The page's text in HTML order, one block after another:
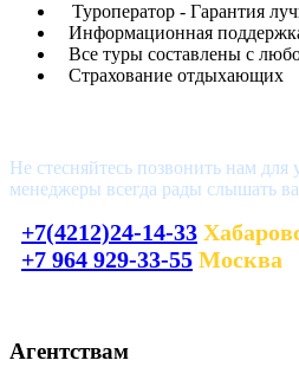
Туроператор - Гарантия
Информационная
Все туры составлены с
Страхование отдыхающих
Не стесняйтесь позвонить нам
менеджеры всегда рады слышать
+7(4212)24-14-33
+7 964 929-33-55 Москва
Агентствам